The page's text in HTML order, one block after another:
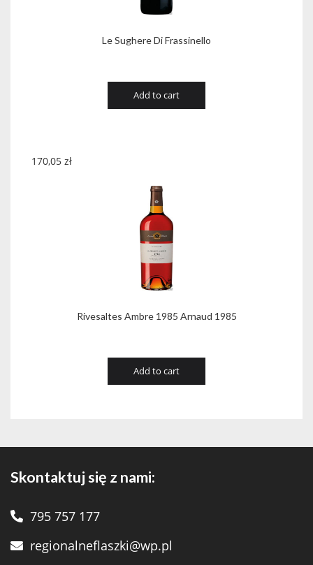
Le Sughere Di Frassinello
Add to cart
Rivesaltes Ambre 1985 Arnaud 1985
170,05 zł
Add to cart
Skontaktuj się z nami:
795 757 177
regionalneflaszki@wp.pl